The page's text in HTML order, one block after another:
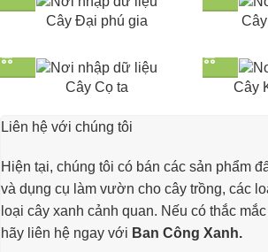
Cây Đại phú gia
Cây Cọ ta Cây
Liên hệ với chúng tôi
Hiện tại, chúng tôi có bán các sản phẩm
và dụng cụ làm vườn cho cây trồng, các
loại cây xanh cảnh quan. Nếu có thắc
hãy liên hệ ngay với Ban Công Xanh.